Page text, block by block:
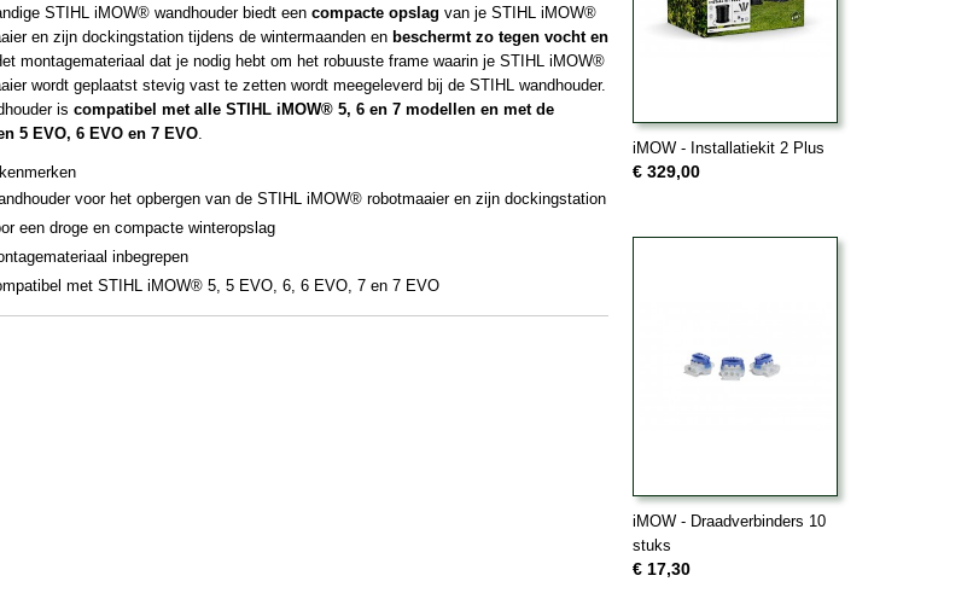
STIHL iMOW® wandhouder biedt een compacte opslag van je STIHL iMOW®
en zijn dockingstation tijdens de wintermaanden en beschermt zo tegen vocht en
montagemateriaal dat je nodig hebt om het robuuste frame waarin je STIHL iMOW®
wordt geplaatst stevig vast te zetten wordt meegeleverd bij de STIHL wandhouder.
is compatibel met alle STIHL iMOW® 5, 6 en 7 modellen en met de
5 EVO, 6 EVO en 7 EVO.
voor het opbergen van de STIHL iMOW® robotmaaier en zijn dockingstation
een droge en compacte winteropslag
inbegrepen
met STIHL iMOW® 5, 5 EVO, 6, 6 EVO, 7 en 7 EVO
iMOW - Installatiekit 2 Plus
€ 329,00
iMOW - Draadverbinders 10
stuks
€ 17,30